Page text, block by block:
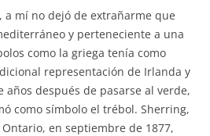
mí no dejó de extrañarme que
y perteneciente a una
como la griega tenía como
representación de Irlanda y
años después de pasarse al verde,
como símbolo el trébol. Sherring,
en septiembre de 1877,